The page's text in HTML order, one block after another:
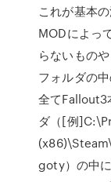
これが基本
MODによっ
らないもの
フォルダの
全てFallout3
ダ（[例
goty）の中